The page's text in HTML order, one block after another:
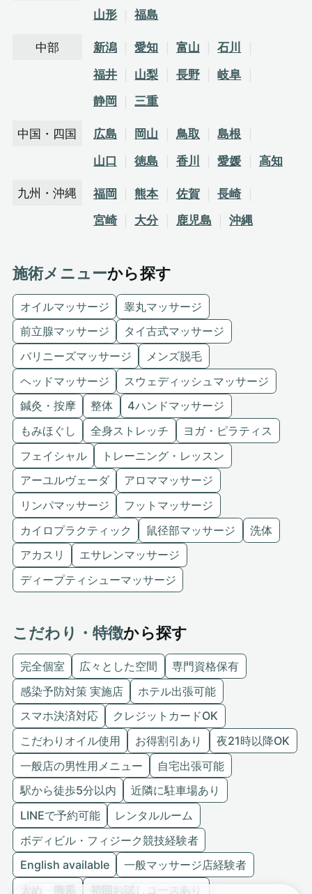
山形
福島
中部 新潟 愛知 富山
石川
福井
山梨 長野
岐阜
静岡
三重
中国・四国 広島 岡山 鳥取
島根
山口
徳島 香川 愛媛 高知
九州・沖縄 福岡 熊本 佐賀
長崎
宮崎
大分 鹿児島 沖縄
施術メニューから探す
オイルマッサージ
睾丸マッサージ
前立腺マッサージ
タイ古式マッサージ
バリニーズマッサージ
メンズ脱毛
ヘッドマッサージ
スウェディッシュマッサージ
鍼灸・按摩
整体
4ハンドマッサージ
もみほぐし
全身ストレッチ
ヨガ・ピラティス
フェイシャル
トレーニング・レッスン
アーユルヴェーダ
アロママッサージ
リンパマッサージ
フットマッサージ
カイロプラクティック
鼠径部マッサージ
洗体
アカスリ
エサレンマッサージ
ディープティシューマッサージ
こだわり・特徴から探す
完全個室 広々とした空間
専門資格保有
感染予防対策 実施店
ホテル出張可能
スマホ決済対応
クレジットカードOK
こだわりオイル使用
お得割引あり
夜21時以降OK
一般店の男性用メニュー
自宅出張可能
駅から徒歩5分以内
近隣に駐車場あり
LINEで予約可能
レンタルルーム
ボディビル・フィジーク競技経験者
English available
一般マッサージ店経験者
太め・熊系
初回お試しコースあり